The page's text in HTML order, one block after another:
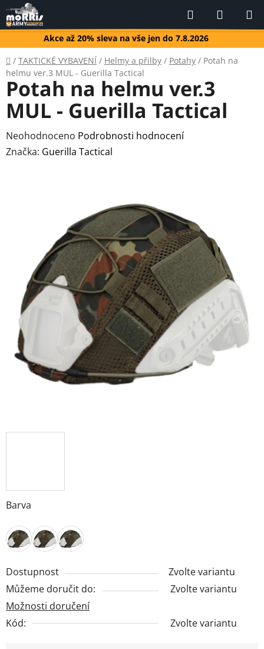
Přejít
na
obsah
Akce až 20% sleva na vše jen do 7.8.2026
Hledat
KOŠÍK
Domů
/ TAKTICKÉ VYBAVENÍ / Helmy a přilby / Potahy / Potah na
helmu ver.3 MUL - Guerilla Tactical
Barva
Dostupnost
Zvolte variantu
Můžeme doručit do:
Zvolte variantu
Možnosti doručení
Kód:
Zvolte variantu
Potah na helmu ver.3
MUL - Guerilla Tactical
Průměrné
hodnocení
hvězdiček.
Neohodnoceno Podrobnosti hodnocení
Značka: Guerilla Tactical